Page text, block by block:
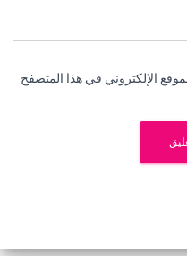
الإلكتروني في هذا المتصفح